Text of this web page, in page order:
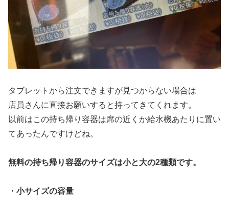
タブレットから注文できますが見つからない場合は
店員さんに直接お願いすると持ってきてくれます。
以前はこの持ち帰り容器は席の近くか給水機あたりに置い
てあったんですけどね。
無料の持ち帰り容器のサイズは小と大の2種類です。
・小サイズの容量